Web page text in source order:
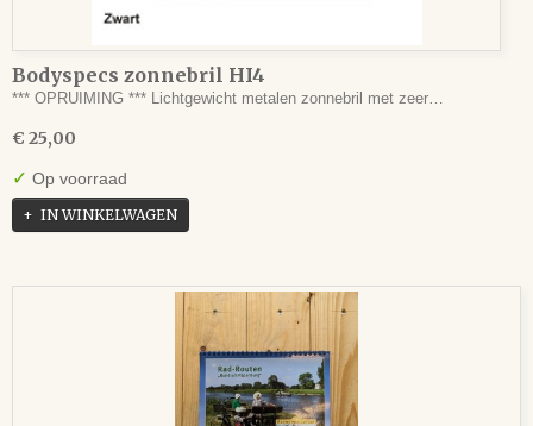
Bodyspecs zonnebril HI4
*** OPRUIMING *** Lichtgewicht metalen zonnebril met zeer…
€ 25,00
✓ Op voorraad
IN WINKELWAGEN